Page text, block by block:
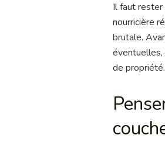
Il faut rester
nourricière
brutale.
éventuelles,
de propriété.